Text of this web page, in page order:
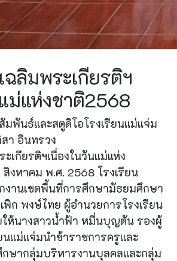
ลิมพระเกียรติฯ
ม่แห่งชาติ2568
มพันธ์และสตูดิโอโรงเรียนแม่แจ่ม
า อินทรวง
เกียรติฯเนื่องในวันแม่แห่ง
งหาคม พ.ศ. 2568 โรงเรียน
งานเขตพื้นที่การศึกษามัธยมศึกษา
พิก พงษ์ไทย ผู้อำนวยการโรงเรียน
ห้นางสาวน้ำฟ้า หมื่นบุญตัน รองผู้
นแม่แจ่มนำข้าราชการครูและ
ษากลุ่มบริหารงานบุลคลและกลุ่ม